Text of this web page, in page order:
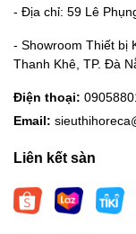
- Địa chỉ: 59 Lê
- Showroom Thiết bị
Thanh Khê, TP. Đà
Điện thoại:
Email:
Liên kết sàn